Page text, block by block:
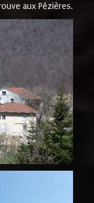
aux Pézières.